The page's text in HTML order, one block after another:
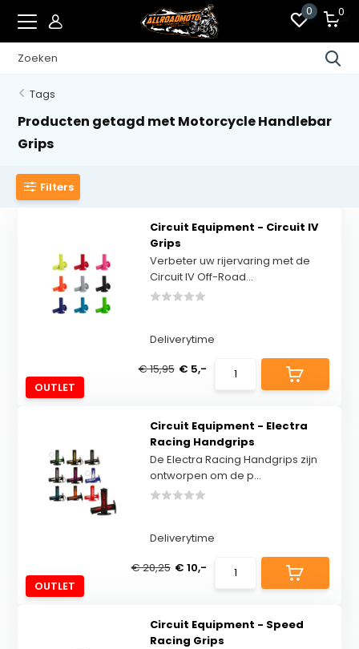
0 0
Tags
Producten getagd met Motorcycle Handlebar
Grips
Filters
OUTLET
Circuit Equipment - Circuit IV
Grips
Verbeter uw rijervaring met de
Circuit IV Off-Road...
Deliverytime
€ 15,95 € 5,-
OUTLET
Circuit Equipment - Electra
Racing Handgrips
De Electra Racing Handgrips zijn
ontworpen om de p...
Deliverytime
€ 20,25 € 10,-
Circuit Equipment - Speed
Racing Grips